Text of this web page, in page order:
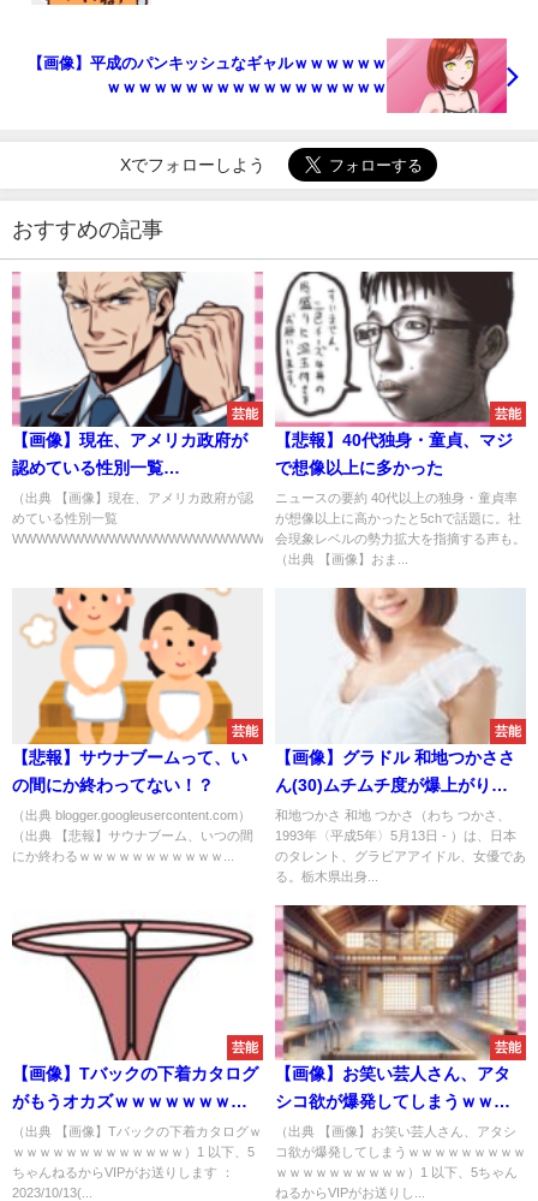
【画像】平成のパンキッシュなギャルｗｗｗｗｗｗ
ｗｗｗｗｗｗｗｗｗｗｗｗｗｗｗｗｗｗ
Xでフォローしよう
おすすめの記事
芸能
【画像】現在、アメリカ政府が
認めている性別一覧
（出典 【画像】現在、アメリカ政府が認
めている性別一覧
WWWWWWWWWWWWWWWWWWWWWWWWWWWWWWWWWWWWWWWWWW）
芸能
【悲報】40代独身・童貞、マジ
で想像以上に多かった
ニュースの要約 40代以上の独身・童貞率
が想像以上に高かったと5chで話題に。社
会現象レベルの勢力拡大を指摘する声も。
（出典 【画像】おま...
芸能
【悲報】サウナブームって、い
の間にか終わってない！？
（出典 blogger.googleusercontent.com）
（出典 【悲報】サウナブーム、いつの間
にか終わるｗｗｗｗｗｗｗｗｗｗｗ...
芸能
【画像】グラドル 和地つかささ
ん(30)ムチムチ度が爆上がり
和地つかさ 和地 つかさ（わち つかさ、
1993年〈平成5年〉5月13日 - ）は、日本
のタレント、グラビアアイドル、女優であ
る。栃木県出身...
芸能
【画像】Tバックの下着カタログ
がもうオカズｗｗｗｗｗｗｗｗ
ｗｗｗｗｗｗ
（出典 【画像】Tバックの下着カタログｗ
ｗｗｗｗｗｗｗｗｗｗｗｗｗ）1 以下、5
ちゃんねるからVIPがお送りします ：
2023/10/13(...
芸能
【画像】お笑い芸人さん、アタ
シコ欲が爆発してしまうｗｗｗ
ｗｗｗｗｗｗｗｗｗｗｗｗｗｗ
ｗｗ
（出典 【画像】お笑い芸人さん、アタシ
コ欲が爆発してしまうｗｗｗｗｗｗｗｗｗ
ｗｗｗｗｗｗｗｗｗｗ）1 以下、5ちゃん
ねるからVIPがお送りし...